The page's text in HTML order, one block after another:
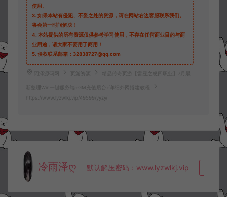
使用。
3. 如果本站有侵犯、不妥之处的资源，请在网站右边客服联系我们。
将会第一时间解决！
4. 本站提供的所有资源仅供参考学习使用，不存在任何商业目的与商
业用途，请大家不要用于商用！
5. 侵权联系邮箱：32838727@qq.com
阿泽源码网 页游资源 精品传奇页游【雷霆之怒四职业】7月最
新整理Win一键服务端+GM充值后台+详细外网搭建教程
https://www.lyzwlkj.vip/49599/yyzy/
冷雨泽ღ 默认解压密码：www.lyzwlkj.vip